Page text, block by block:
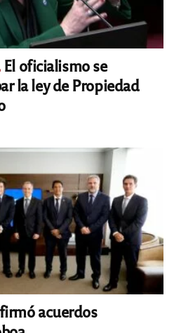
El oficialismo se
la ley de Propiedad
acuerdos